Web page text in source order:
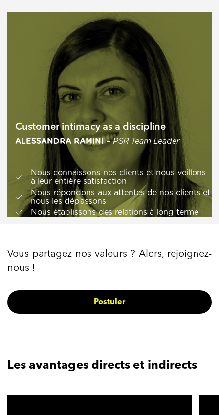
Customer intimacy as a discipline
ALESSANDRA RAMINI –PSR Team Leader
Nous connaissons nos clients et nous veillons
à leur entière satisfaction
Nous répondons aux attentes de nos clients et
nous les dépassons
Nous établissons des relations à long terme
Vous partagez nos valeurs ? Alors, rejoignez-
nous !
Postuler
Les avantages directs et indirects